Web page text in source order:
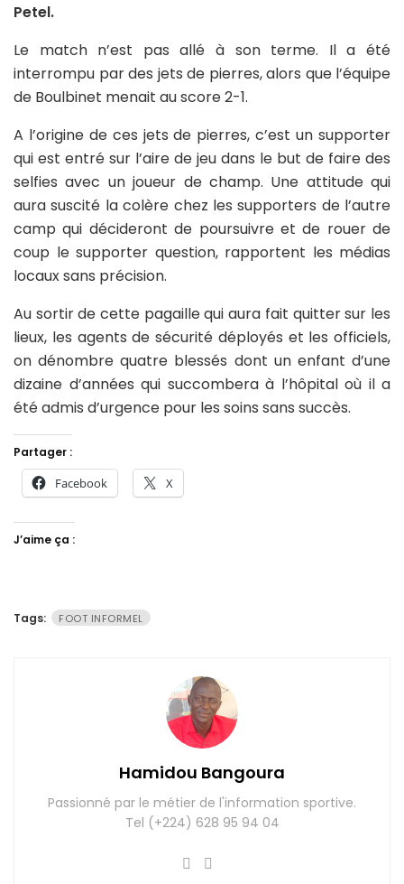
Petel.
Le match n’est pas allé à son terme. Il a été
interrompu par des jets de pierres, alors que l’équipe
de Boulbinet menait au score 2-1.
A l’origine de ces jets de pierres, c’est un supporter
qui est entré sur l’aire de jeu dans le but de faire des
selfies avec un joueur de champ. Une attitude qui
aura suscité la colère chez les supporters de l’autre
camp qui décideront de poursuivre et de rouer de
coup le supporter question, rapportent les médias
locaux sans précision.
Au sortir de cette pagaille qui aura fait quitter sur les
lieux, les agents de sécurité déployés et les officiels,
on dénombre quatre blessés dont un enfant d’une
dizaine d’années qui succombera à l’hôpital où il a
été admis d’urgence pour les soins sans succès.
Partager :
Facebook X
J’aime ça :
Tags: FOOT INFORMEL
Hamidou Bangoura
Passionné par le métier de l'information sportive.
Tel (+224) 628 95 94 04